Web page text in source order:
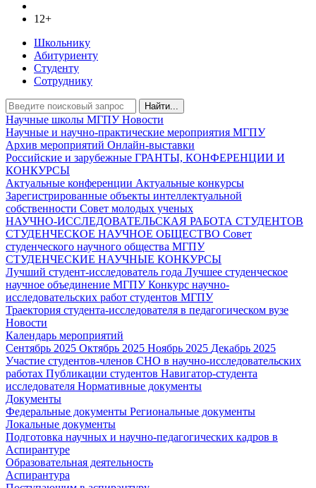
12+
Школьнику
Абитуриенту
Студенту
Сотруднику
Найти...
Научные школы МГПУНовости
Научные и научно-практические мероприятия МГПУ
Архив мероприятий Онлайн-выставки
Российские и зарубежные ГРАНТЫ, КОНФЕРЕНЦИИ И
КОНКУРСЫ
Актуальные конференции Актуальные конкурсы
Зарегистрированные объекты интеллектуальной
собственности Совет молодых ученых
НАУЧНО-ИССЛЕДОВАТЕЛЬСКАЯ РАБОТА СТУДЕНТОВ
СТУДЕНЧЕСКОЕ НАУЧНОЕ ОБЩЕСТВО Совет
студенческого научного общества МГПУ
СТУДЕНЧЕСКИЕ НАУЧНЫЕ КОНКУРСЫ
Лучший студент-исследователь года Лучшее студенческое
научное объединение МГПУКонкурс научно-
исследовательских работ студентов МГПУ
Траектория студента-исследователя в педагогическом вузе
Новости
Календарь мероприятий
Сентябрь 2025 Октябрь 2025 Ноябрь 2025 Декабрь 2025
Участие студентов-членов СНО в научно-исследовательских
работах Публикации студентов Навигатор-студента
исследователя Нормативные документы
Документы
Федеральные документы Региональные документы
Локальные документы
Подготовка научных и научно-педагогических кадров в
Аспирантуре
Образовательная деятельность
Аспирантура